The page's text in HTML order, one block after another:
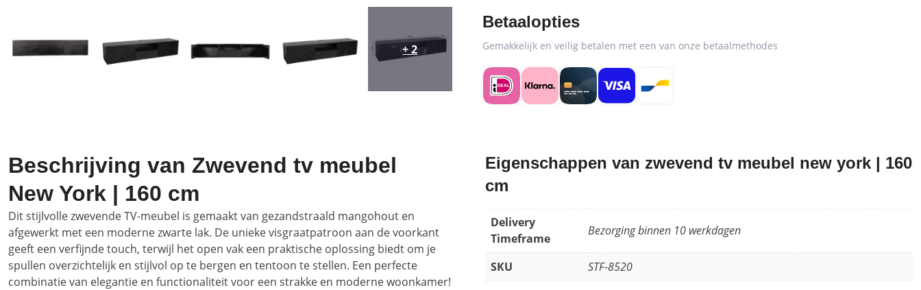
+ 2
Betaalopties
Gemakkelijk en veilig betalen met een van onze betaalmethodes
Beschrijving van Zwevend tv meubel
New York | 160 cm
Dit stijlvolle zwevende TV-meubel is gemaakt van gezandstraald mangohout en
afgewerkt met een moderne zwarte lak. De unieke visgraatpatroon aan de voorkant
geeft een verfijnde touch, terwijl het open vak een praktische oplossing biedt om je
spullen overzichtelijk en stijlvol op te bergen en tentoon te stellen. Een perfecte
combinatie van elegantie en functionaliteit voor een strakke en moderne woonkamer!
Eigenschappen van zwevend tv meubel new york | 160
cm
Delivery
Timeframe
Bezorging binnen 10 werkdagen
SKU STF-8520